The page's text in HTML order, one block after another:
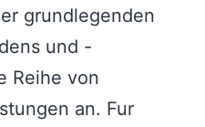
grundlegenden
und -
Reihe von
an. Fur